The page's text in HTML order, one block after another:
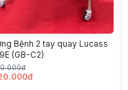
Bệnh 2 tay quay Lucass
(GB-C2)